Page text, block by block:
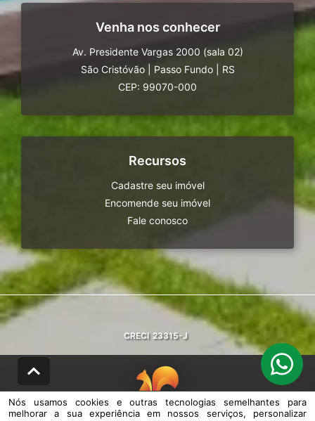
Venha nos conhecer
Av. Presidente Vargas 2000 (sala 02)
São Cristóvão
Passo Fundo
RS
CEP: 99070-000
Recursos
Cadastre seu imóvel
Encomende seu imóvel
Fale conosco
CRECI 23315-J
© DESENVOLVIDO PELAAGIL.NET
Nós usamos cookies e outras tecnologias semelhantes para
melhorar a sua experiência em nossos serviços, personalizar